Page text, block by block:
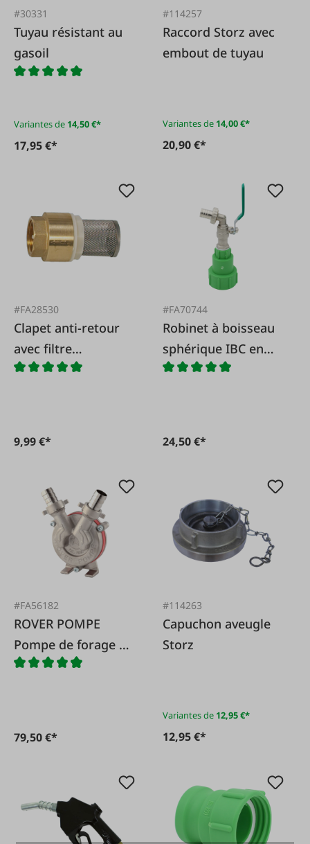
#30331
Tuyau résistant au
gasoil
Variantes de 14,50 €*
17,95 €*
#114257
Raccord Storz avec
embout de tuyau
Variantes de 14,00 €*
20,90 €*
#FA28530
Clapet anti-retour
avec filtre
d'aspiration en
9,99 €*
#FA70744
Robinet à boisseau
sphérique IBC en
métal avec
24,50 €*
#FA56182
ROVER POMPE
Pompe de forage en
acier inoxydable
79,50 €*
#114263
Capuchon aveugle
Storz
Variantes de 12,95 €*
12,95 €*